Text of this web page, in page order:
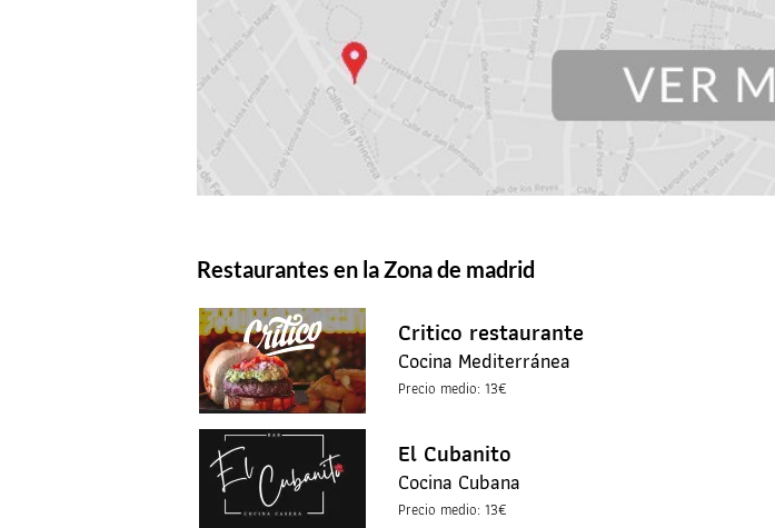
Restaurantes en la Zona de madrid
Critico restaurante
Cocina Mediterránea
Precio medio: 13€
El Cubanito
Cocina Cubana
Precio medio: 13€